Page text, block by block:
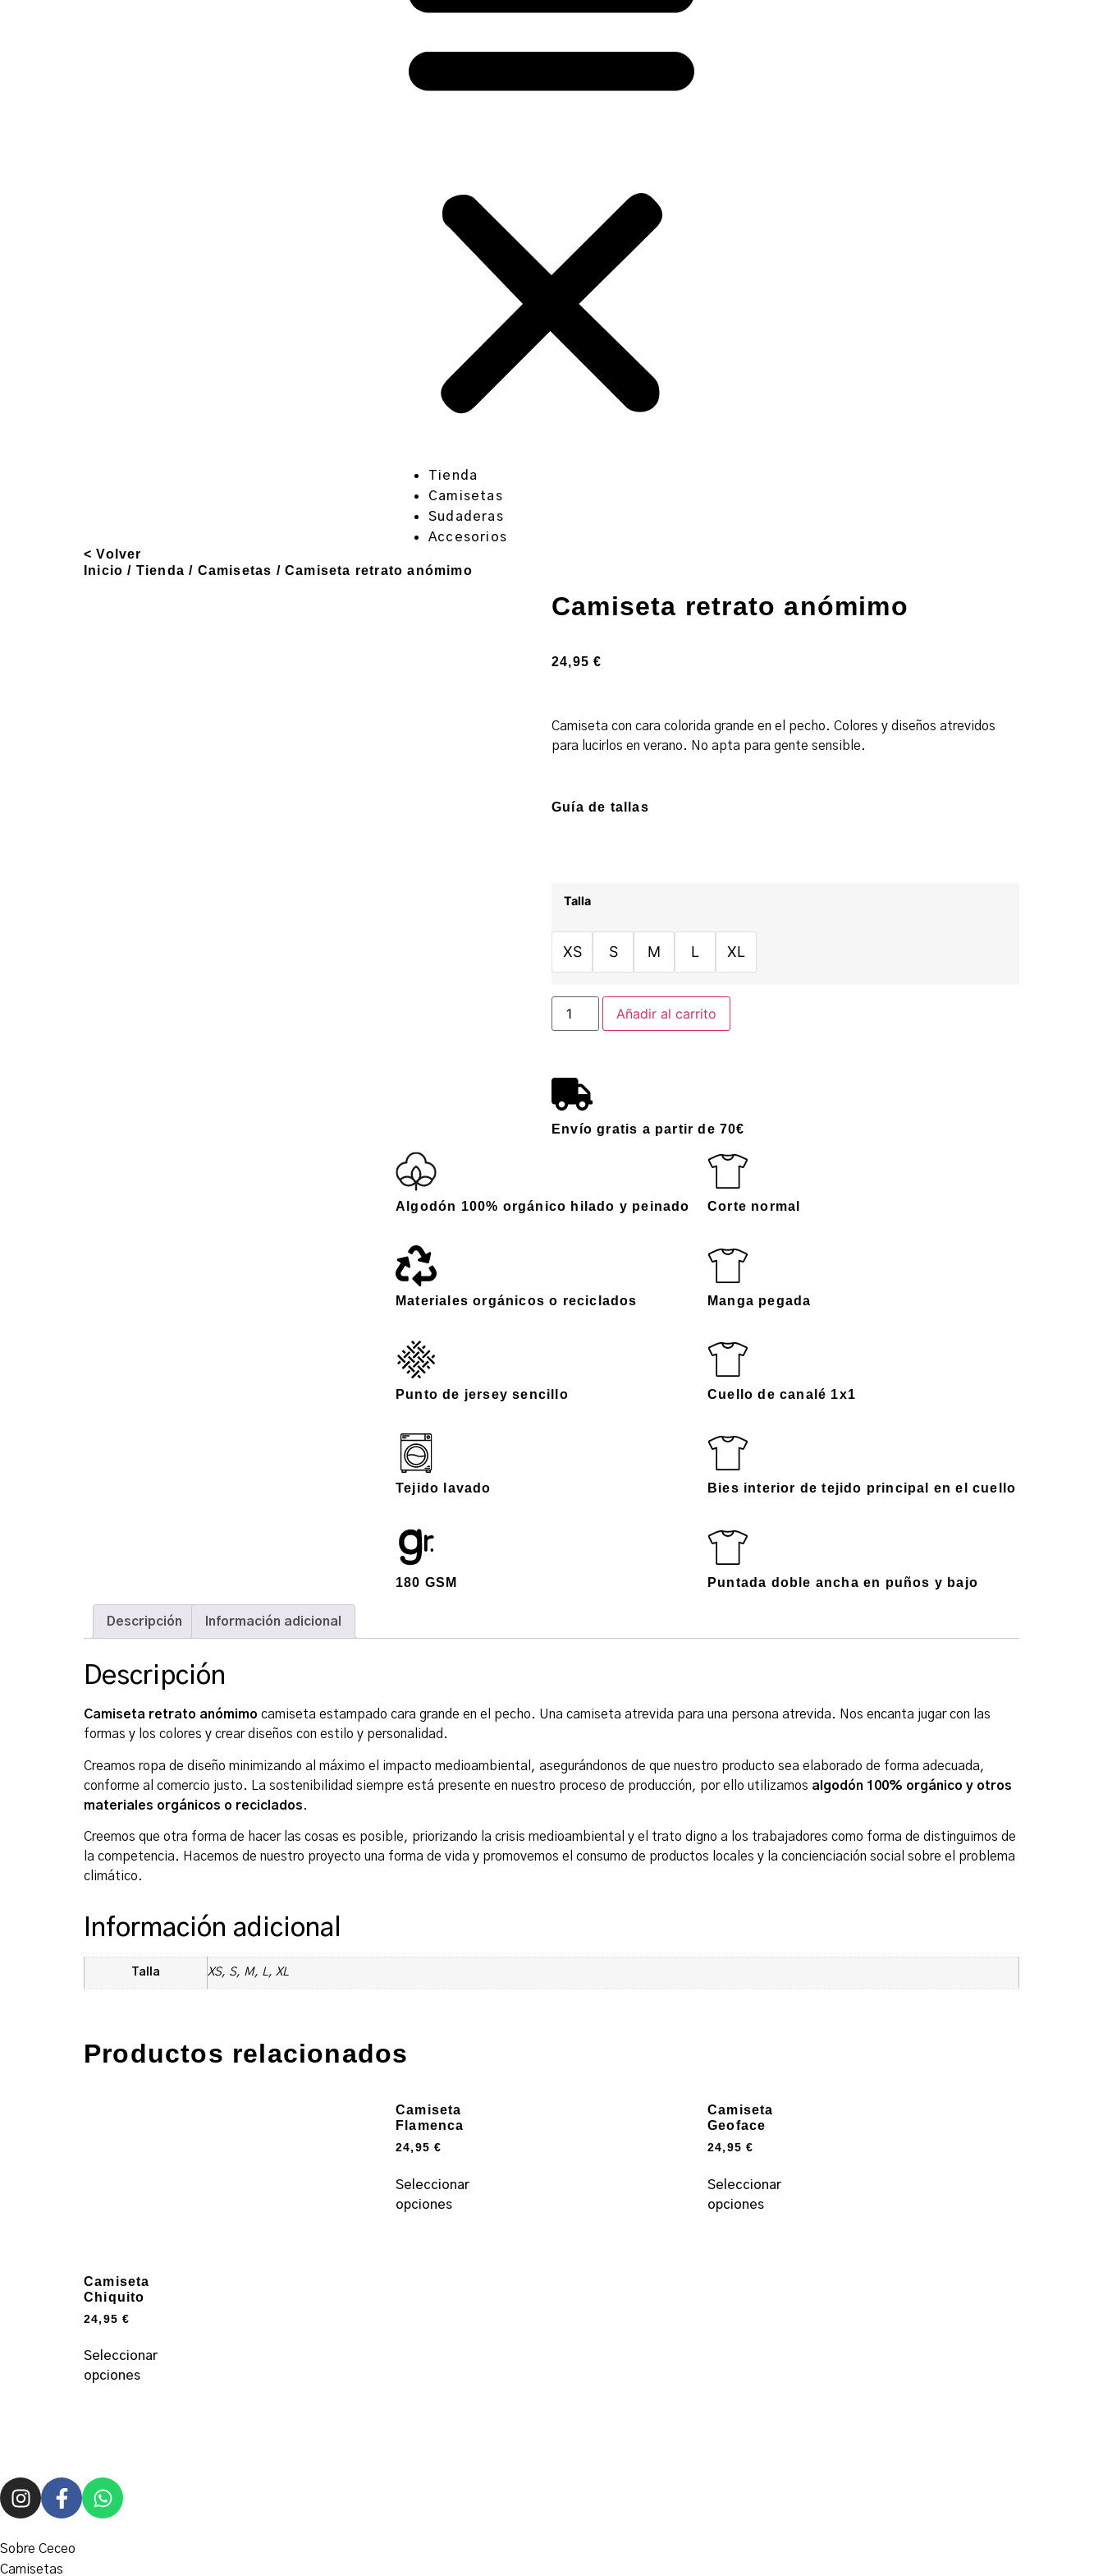
Tienda
Camisetas
Sudaderas
Accesorios
< Volver
Inicio / Tienda / Camisetas /Camiseta retrato anómimo
Camiseta retrato anómimo
24,95€
Camiseta con cara colorida grande en el pecho. Colores y diseños atrevidos
para lucirlos en verano. No apta para gente sensible.
Guía de tallas
Talla
XS S M L XL
Añadir al carrito
Envío gratis a partir de 70€
Algodón 100% orgánico hilado y peinado
Materiales orgánicos o reciclados
Punto de jersey sencillo
Tejido lavado
180 GSM
Corte normal
Manga pegada
Cuello de canalé 1x1
Bies interior de tejido principal en el cuello
Puntada doble ancha en puños y bajo
Descripción Información adicional
Descripción
Camiseta retrato anómimo camiseta estampado cara grande en el pecho. Una camiseta atrevida para una persona atrevida. Nos encanta jugar con las
formas y los colores y crear diseños con estilo y personalidad.
Creamos ropa de diseño minimizando al máximo el impacto medioambiental, asegurándonos de que nuestro producto sea elaborado de forma adecuada,
conforme al comercio justo. La sostenibilidad siempre está presente en nuestro proceso de producción, por ello utilizamos algodón 100% orgánico y otros
materiales orgánicos o reciclados.
Creemos que otra forma de hacer las cosas es posible, priorizando la crisis medioambiental y el trato digno a los trabajadores como forma de distinguirnos de
la competencia. Hacemos de nuestro proyecto una forma de vida y promovemos el consumo de productos locales y la concienciación social sobre el problema
climático.
Información adicional
Talla XS, S, M, L, XL
Productos relacionados
Camiseta
Flamenca
24,95€
Seleccionar
opciones
Camiseta
Geoface
24,95€
Seleccionar
opciones
Camiseta
Chiquito
24,95€
Seleccionar
opciones
Sobre Ceceo
Camisetas